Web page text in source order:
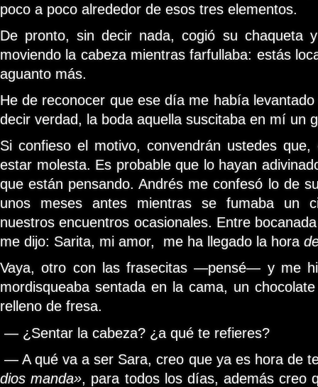
poco a poco alrededor de esos tres elementos.
De pronto, sin decir nada, cogió su chaqueta
moviendo la cabeza mientras farfullaba: estás
aguanto más.
He de reconocer que ese día me había
decir verdad, la boda aquella suscitaba en mí un
Si confieso el motivo, convendrán ustedes
estar molesta. Es probable que lo hayan
que están pensando. Andrés me confesó lo de
unos meses antes mientras se fumaba un
nuestros encuentros ocasionales. Entre
me dijo: Sarita, mi amor, me ha llegado la hora
Vaya, otro con las frasecitas —pensé— y me
mordisqueaba sentada en la cama, un
relleno de fresa.
— ¿Sentar la cabeza? ¿a qué te refieres?
— A qué va a ser Sara, creo que ya es hora de
dios manda», para todos los días, además creo